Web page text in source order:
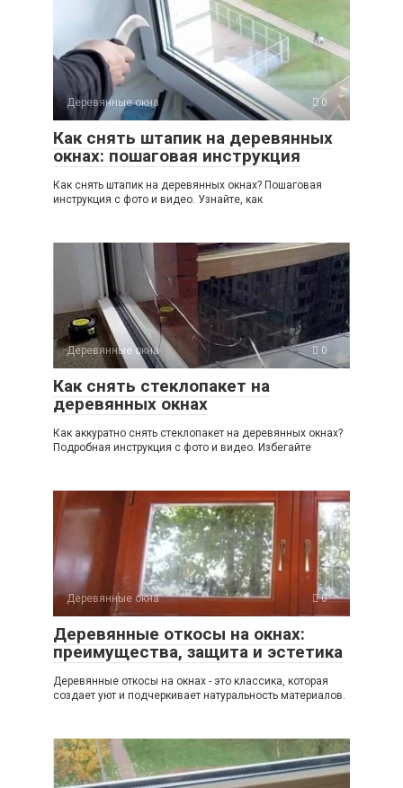
Деревянные окна 0
Как снять штапик на деревянных
окнах: пошаговая инструкция
Как снять штапик на деревянных окнах? Пошаговая
инструкция с фото и видео. Узнайте, как
Деревянные окна 0
Как снять стеклопакет на
деревянных окнах
Как аккуратно снять стеклопакет на деревянных окнах?
Подробная инструкция с фото и видео. Избегайте
Деревянные окна 0
Деревянные откосы на окнах:
преимущества, защита и эстетика
Деревянные откосы на окнах - это классика, которая
создает уют и подчеркивает натуральность материалов.